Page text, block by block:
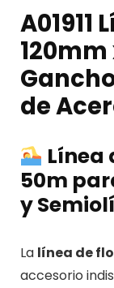
A01911
de
Línea
50m
y
La línea de
accesorio